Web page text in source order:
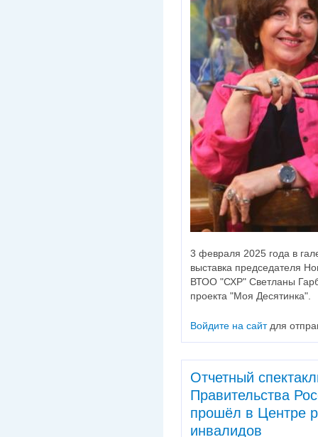
3 февраля 2025 года в
выставка председателя
ВТОО "СХР" Светланы
проекта "Моя Десятинка".
Войдите на сайтдля
Отчетный
Правительства
прошёл в Центре
инвалидов